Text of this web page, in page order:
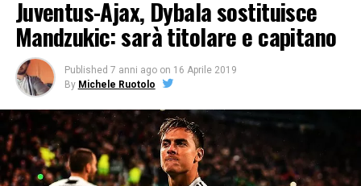
Juventus-Ajax, Dybala sostituisce
Mandzukic: sarà titolare e capitano
Published 7 anni ago on 16 Aprile 2019
By Michele Ruotolo